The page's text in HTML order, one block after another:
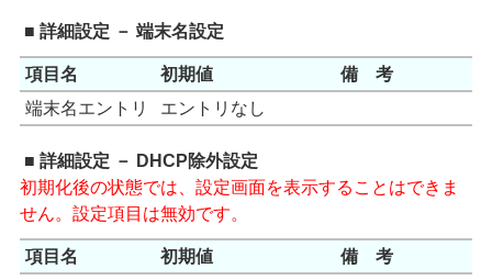
■ 詳細設定 － 端末名設定
項目名 初期値
備 考
端末名エントリ
エントリなし
■ 詳細設定 － DHCP除外設定
初期化後の状態では、設定画面を表示することはできま
せん。設定項目は無効です。
項目名 初期値
備 考